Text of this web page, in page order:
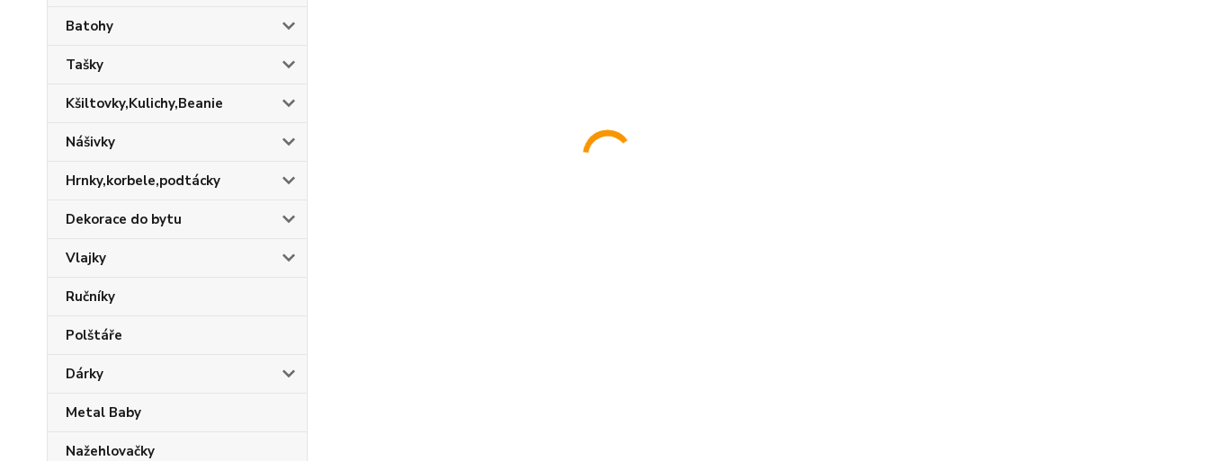
Batohy
Tašky
Kšiltovky,Kulichy,Beanie
Nášivky
Hrnky,korbele,podtácky
Dekorace do bytu
Vlajky
Ručníky
Polštáře
Dárky
Metal Baby
Nažehlovačky